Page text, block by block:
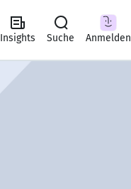
Insights Suche Anmelden